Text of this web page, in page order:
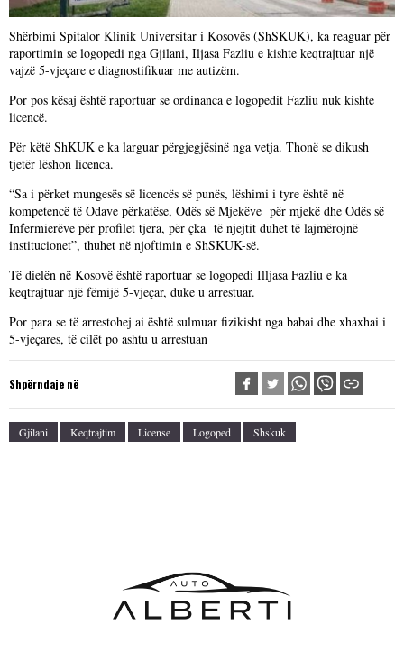
Shërbimi Spitalor Klinik Universitar i Kosovës (ShSKUK), ka reaguar për
raportimin se logopedi nga Gjilani, Iljasa Fazliu e kishte keqtrajtuar një
vajzë 5-vjeçare e diagnostifikuar me autizëm.
Por pos kësaj është raportuar se ordinanca e logopedit Fazliu nuk kishte
licencë.
Për këtë ShKUK e ka larguar përgjegjësinë nga vetja. Thonë se dikush
tjetër lëshon licenca.
“Sa i përket mungesës së licencës së punës, lëshimi i tyre është në
kompetencë të Odave përkatëse, Odës së Mjekëve për mjekë dhe Odës së
Infermierëve për profilet tjera, për çka të njejtit duhet të lajmërojnë
institucionet”, thuhet në njoftimin e ShSKUK-së.
Të dielën në Kosovë është raportuar se logopedi Illjasa Fazliu e ka
keqtrajtuar një fëmijë 5-vjeçar, duke u arrestuar.
Por para se të arrestohej ai është sulmuar fizikisht nga babai dhe xhaxhai i
5-vjeçares, të cilët po ashtu u arrestuan
Shpërndaje në
Gjilani Keqtrajtim License Logoped Shskuk